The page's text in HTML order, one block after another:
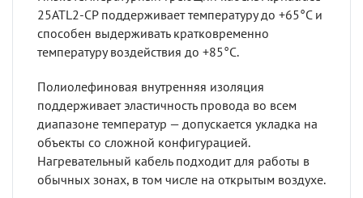
25ATL2-CP поддерживает температуру до +65°C и
способен выдерживать кратковременно
температуру воздействия до +85°C.
Полиолефиновая внутренняя изоляция
поддерживает эластичность провода во всем
диапазоне температур — допускается укладка на
объекты со сложной конфигурацией.
Нагревательный кабель подходит для работы в
обычных зонах, в том числе на открытым воздухе.